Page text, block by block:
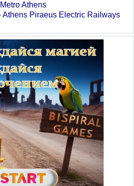
Athens
Athens Piraeus Electric Railways